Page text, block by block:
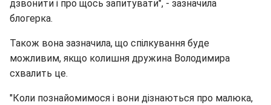
дзвонити і про щось запитувати", - зазначила
блогерка.
Також вона зазначила, що спілкування буде
можливим, якщо колишня дружина Володимира
схвалить це.
"Коли познайомимося і вони дізнаються про малюка,